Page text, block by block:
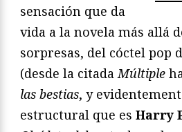
sensación que da
vida a la novela más allá
sorpresas, del cóctel pop
(desde la citadaMúltiple
las bestias, y
estructural que es Harry